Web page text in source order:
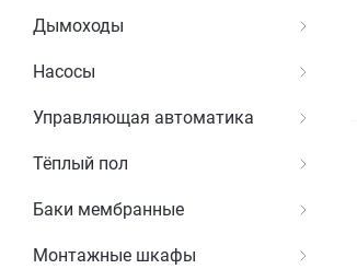
Дымоходы
Насосы
Управляющая автоматика
Тёплый пол
Баки мембранные
Монтажные шкафы